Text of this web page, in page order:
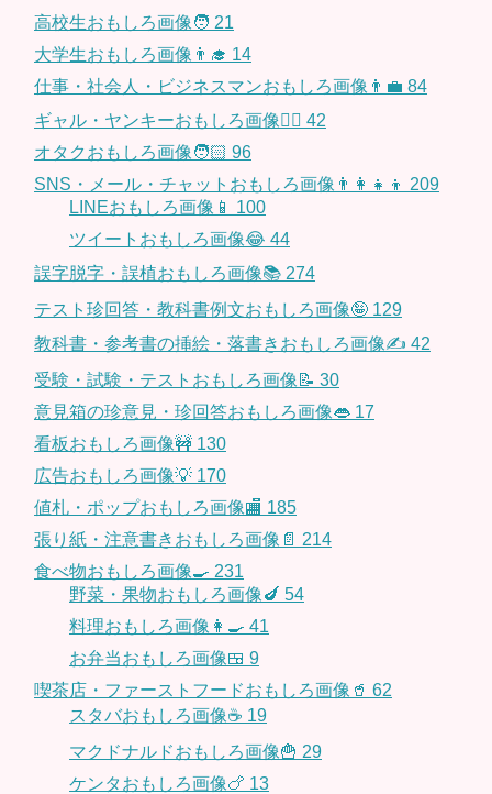
高校生おもしろ画像🧑 21
大学生おもしろ画像👨‍🎓 14
仕事・社会人・ビジネスマンおもしろ画像👨‍💼 84
ギャル・ヤンキーおもしろ画像👱‍♀️ 42
オタクおもしろ画像🧑🏻 96
SNS・メール・チャットおもしろ画像👨‍👩‍👧‍👦 209
LINEおもしろ画像📱 100
ツイートおもしろ画像😂 44
誤字脱字・誤植おもしろ画像📚 274
テスト珍回答・教科書例文おもしろ画像🤪 129
教科書・参考書の挿絵・落書きおもしろ画像✍️ 42
受験・試験・テストおもしろ画像📝 30
意見箱の珍意見・珍回答おもしろ画像👄 17
看板おもしろ画像🚧 130
広告おもしろ画像💡 170
値札・ポップおもしろ画像🏬 185
張り紙・注意書きおもしろ画像📄 214
食べ物おもしろ画像🍳 231
野菜・果物おもしろ画像🍆 54
料理おもしろ画像👩‍🍳 41
お弁当おもしろ画像🍱 9
喫茶店・ファーストフードおもしろ画像🥤 62
スタバおもしろ画像☕️ 19
マクドナルドおもしろ画像🍟 29
ケンタおもしろ画像🍗 13